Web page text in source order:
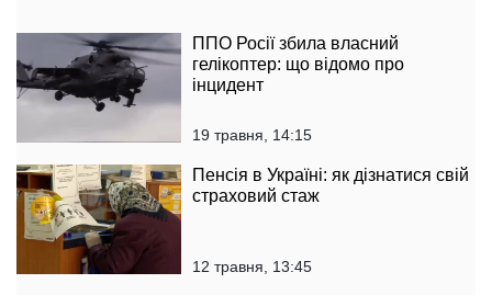
ППО Росії збила власний
гелікоптер: що відомо про
інцидент
19 травня, 14:15
Пенсія в Україні: як дізнатися свій
страховий стаж
12 травня, 13:45